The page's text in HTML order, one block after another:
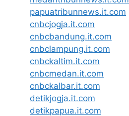
papuatribunnews.it.com
cnbcjogja.it.com
cnbcbandung.it.com
cnbclampung.it.com
cnbckaltim.it.com
cnbcmedan.it.com
cnbckalbar.it.com
detikjogja.it.com
detikpapua.it.com